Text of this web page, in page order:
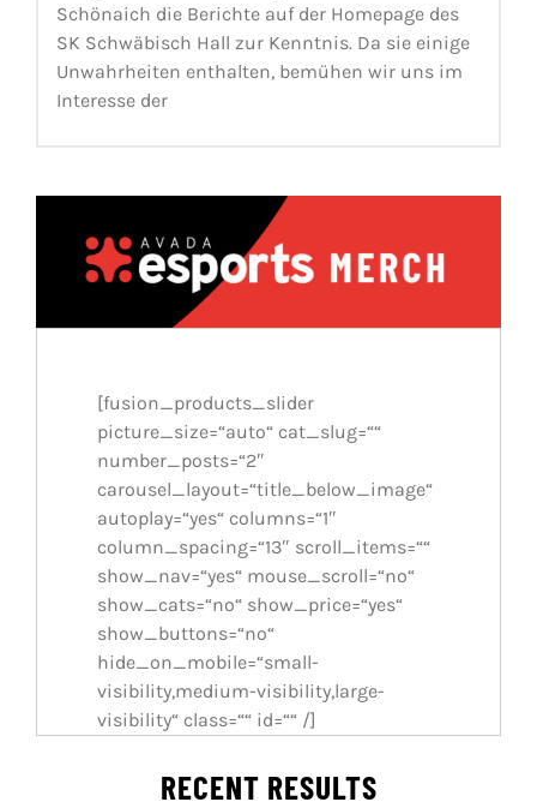
Schönaich die Berichte auf der Homepage des
SK Schwäbisch Hall zur Kenntnis. Da sie einige
Unwahrheiten enthalten, bemühen wir uns im
Interesse der
[fusion_products_slider
picture_size=“auto“ cat_slug=““
number_posts=“2″
carousel_layout=“title_below_image“
autoplay=“yes“ columns=“1″
column_spacing=“13″ scroll_items=““
show_nav=“yes“ mouse_scroll=“no“
show_cats=“no“ show_price=“yes“
show_buttons=“no“
hide_on_mobile=“small-
visibility,medium-visibility,large-
visibility“ class=““ id=““ /]
RECENT RESULTS